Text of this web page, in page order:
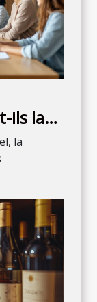
ils la
la